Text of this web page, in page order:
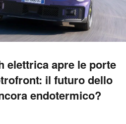
elettrica apre le porte
il futuro dello
endotermico?